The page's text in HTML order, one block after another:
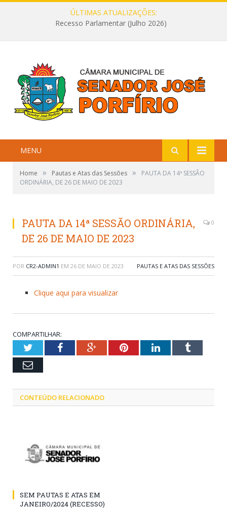
ÚLTIMAS ATUALIZAÇÕES:
Recesso Parlamentar (Julho 2026)
MENU
Home » Pautas e Atas das Sessões »
PAUTA DA 14ª SESSÃO
ORDINÁRIA, DE 26 DE MAIO DE 2023
PAUTA DA 14ª SESSÃO ORDINÁRIA,
DE 26 DE MAIO DE 2023
0
POR CR2-ADMIN1 EM 26 DE MAIO DE 2023 PAUTAS E ATAS DAS SESSÕES
Clique aqui para visualizar
COMPARTILHAR:
TwitterFacebookGoogle+PinterestLinkedInTumblr
Email
CONTEÚDO RELACIONADO
SEM PAUTAS E ATAS EM
JANEIRO/2024 (RECESSO)